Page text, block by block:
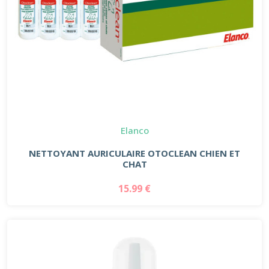
Elanco
NETTOYANT AURICULAIRE OTOCLEAN CHIEN ET
CHAT
15.99 €